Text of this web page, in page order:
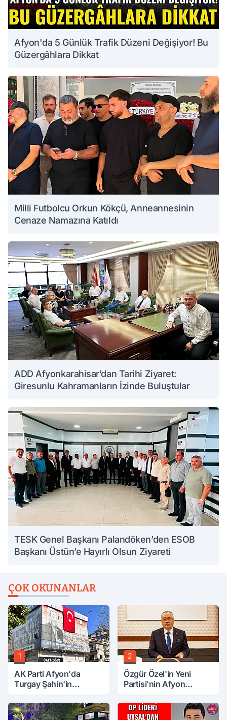
Afyon'da 5 Günlük Trafik Düzeni Değişiyor! Bu
Güzergâhlara Dikkat
Milli Futbolcu Orkun Kökçü, Anneannesinin
Cenaze Namazına Katıldı
ADD Afyonkarahisar’dan Tarihi Ziyaret:
Giresunlu Kahramanların İzinde Buluştular
TESK Genel Başkanı Palandöken’den ESOB
Başkanı Üstün’e Hayırlı Olsun Ziyareti
ÇOK OKUNANLAR
1
AK Parti Afyon'da
Turgay Şahin'in
2
Özgür Özel'in Yeni
Partisi'nin Afyon